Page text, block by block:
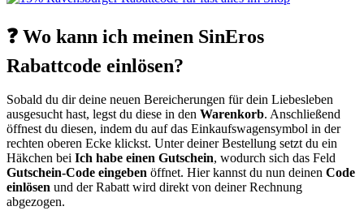
❓ Wo kann ich meinen SinEros
Rabattcode einlösen?
Sobald du dir deine neuen Bereicherungen für dein Liebesleben
ausgesucht hast, legst du diese in den Warenkorb. Anschließend
öffnest du diesen, indem du auf das Einkaufswagensymbol in der
rechten oberen Ecke klickst. Unter deiner Bestellung setzt du ein
Häkchen bei Ich habe einen Gutschein, wodurch sich das Feld
Gutschein-Code eingeben öffnet. Hier kannst du nun deinen Code
einlösen und der Rabatt wird direkt von deiner Rechnung
abgezogen.